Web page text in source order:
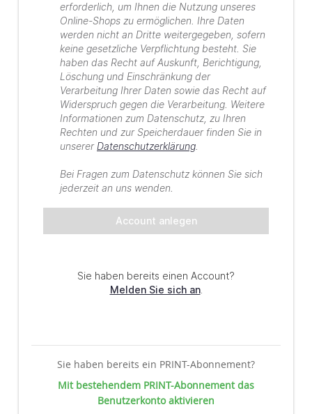
Sie haben bereits ein PRINT-Abonnement?
Mit bestehendem PRINT-Abonnement das
Benutzerkonto aktivieren